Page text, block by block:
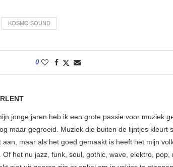
KOSMO SOUND
0
jonge jaren heb ik een grote passie voor muziek
maar gegroeid. Muziek die buiten de lijntjes kleurt
aan, maar als het goed gemaakt is heeft het mijn
Of het nu jazz, funk, soul, gothic, wave, elektro, pop,